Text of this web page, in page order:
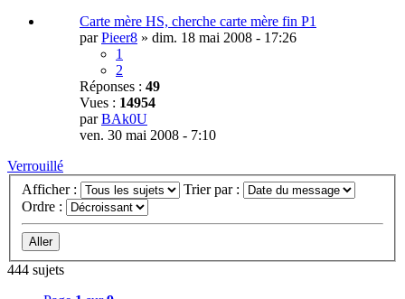
Carte mère HS, cherche carte mère fin P1
parPieer8 » dim. 18 mai 2008 - 17:26
1
2
Réponses : 49
Vues : 14954
parBAk0U
ven. 30 mai 2008 - 7:10
Verrouillé
Afficher :
Trier par :
Ordre :
444 sujets